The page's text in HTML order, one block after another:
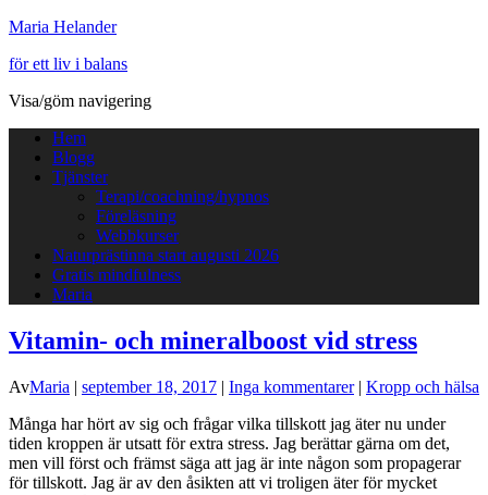
Maria Helander
för ett liv i balans
Visa/göm navigering
Hem
Blogg
Tjänster
Terapi/coachning/hypnos
Föreläsning
Webbkurser
Naturprästinna start augusti 2026
Gratis mindfulness
Maria
Vitamin- och mineralboost vid stress
AvMaria | september 18, 2017 | Inga kommentarer| Kropp och hälsa
Många har hört av sig och frågar vilka tillskott jag äter nu under
tiden kroppen är utsatt för extra stress. Jag berättar gärna om det,
men vill först och främst säga att jag är inte någon som propagerar
för tillskott. Jag är av den åsikten att vi troligen äter för mycket